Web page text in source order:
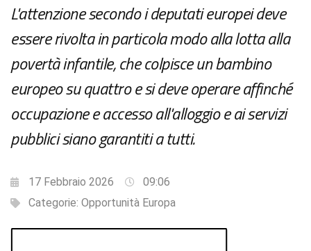
L'attenzione secondo i deputati europei deve
essere rivolta in particola modo alla lotta alla
povertà infantile, che colpisce un bambino
europeo su quattro e si deve operare affinché
occupazione e accesso all'alloggio e ai servizi
pubblici siano garantiti a tutti.
17 Febbraio 2026
09:06
Categorie: Opportunità Europa